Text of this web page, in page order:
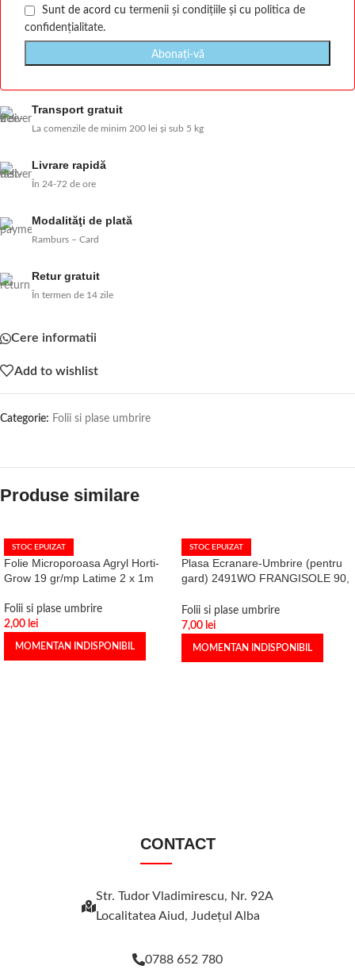
Sunt de acord cu termenii și condițiile și cu politica de
confidențialitate.
Transport gratuit
La comenzile de minim 200 lei și sub 5 kg
Livrare rapidă
În 24-72 de ore
Modalităţi de plată
Ramburs – Card
Retur gratuit
În termen de 14 zile
Cere informatii
Add to wishlist
Categorie: Folii si plase umbrire
Produse similare
STOC EPUIZAT
Folie Microporoasa Agryl Horti-
Grow 19 gr/mp Latime 2 x 1m
Folii si plase umbrire
2,00 lei
MOMENTAN INDISPONIBIL
STOC EPUIZAT
Plasa Ecranare-Umbrire (pentru
gard) 2491WO FRANGISOLE 90,
1m
Folii si plase umbrire
7,00 lei
MOMENTAN INDISPONIBIL
CONTACT
Str. Tudor Vladimirescu, Nr. 92A
Localitatea Aiud, Judeţul Alba
0788 652 780